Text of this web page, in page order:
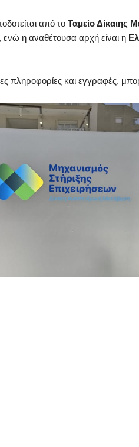
από το Ταμείο
η αναθέτουσα αρχή είναι η
πληροφορίες και εγγραφές,